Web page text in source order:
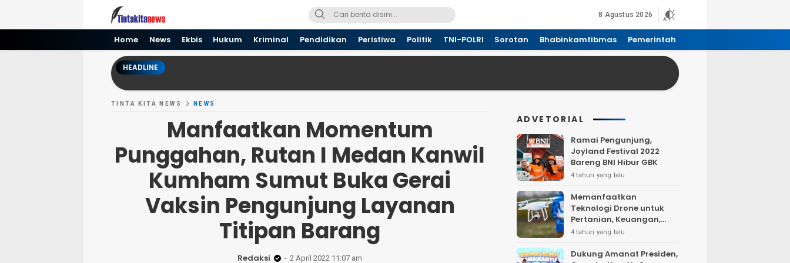
Tinta kita News
Informasi Terkini
8 Agustus 2026
Home News Ekbis Hukum Kriminal Pendidikan Peristiwa Politik TNI-POLRI Sorotan Bhabinkamtibmas Pemerintah
HEADLINE
TINTA KITA NEWS NEWS
Manfaatkan Momentum
Punggahan, Rutan I Medan Kanwil
Kumham Sumut Buka Gerai
Vaksin Pengunjung Layanan
Titipan Barang
Redaksi 2 April 2022 11:07 am
ADVETORIAL
Ramai Pengunjung,
Joyland Festival 2022
Bareng BNI Hibur GBK
4 tahun yang lalu
Memanfaatkan
Teknologi Drone untuk
Pertanian, Keuangan,
Pertambangan, Real
Telekomunikasi.
4 tahun yang lalu
Dukung Amanat Presiden,